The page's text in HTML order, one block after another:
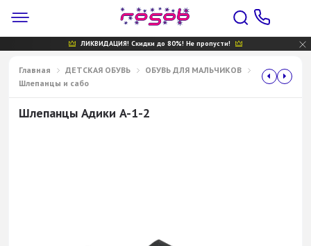
ЛИКВИДАЦИЯ! Скидки до 80%! Не пропусти!
Главная ДЕТСКАЯ ОБУВЬ
ОБУВЬ ДЛЯ МАЛЬЧИКОВ
Шлепанцы и сабо
Шлепанцы Адики A-1-2